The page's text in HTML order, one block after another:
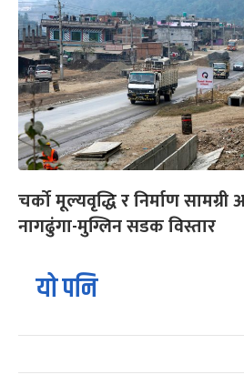
चर्को मूल्यवृद्धि र निर्माण
नागढुंगा-मुग्लिन सडक विस्तार
यो पनि